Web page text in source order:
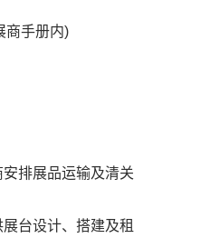
商手册内)
排展品运输及清关
台设计、搭建及租